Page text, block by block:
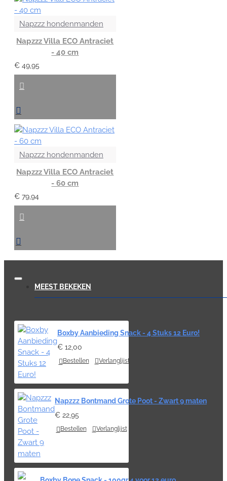
Napzzz hondenmanden
Napzzz Villa ECO Antraciet
- 40 cm
€ 49,95
Napzzz hondenmanden
Napzzz Villa ECO Antraciet
- 60 cm
€ 79,94
MEEST BEKEKEN
Boxby Aanbieding Snack - 4 Stuks 12 Euro!
€ 12,00
Bestellen Verlanglijst
Napzzz Bontmand Grote Poot - Zwart 9 maten
€ 22,95
Bestellen Verlanglijst